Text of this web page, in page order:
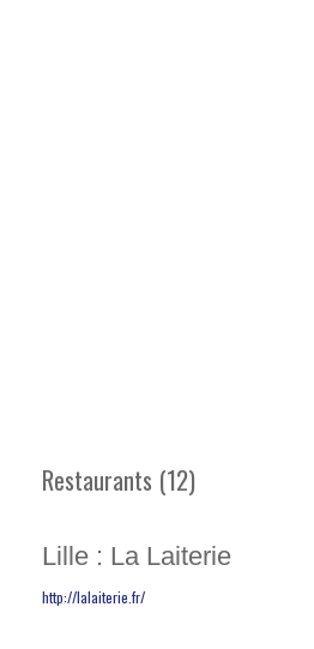
Restaurants (12)
Lille : La Laiterie
http://lalaiterie.fr/